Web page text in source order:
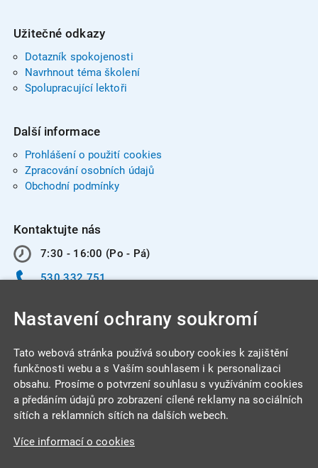
Užitečné odkazy
Dotazník spokojenosti
Navrhnout téma školení
Spolupracující lektoři
Další informace
Prohlášení o použití cookies
Zpracování osobních údajů
Obchodní podmínky
Kontaktujte nás
7:30 - 16:00 (Po - Pá)
530 332 751
INTEGRA CENTRUM s.r.o.
Jabloňová 662/7
Nastavení ochrany soukromí
Tato webová stránka používá soubory cookies k zajištění
funkčnosti webu a s Vaším souhlasem i k personalizaci
obsahu. Prosíme o potvrzení souhlasu s využíváním cookies
a předáním údajů pro zobrazení cílené reklamy na sociálních
sítích a reklamních sítích na dalších webech.
Více informací o cookies